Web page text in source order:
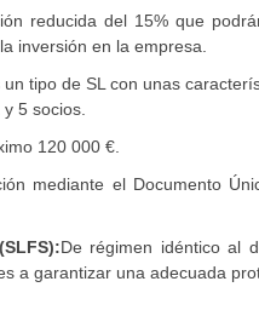
reducida del 15% que
inversión en la empresa.
un tipo de SL con unas
5 socios.
120 000 €.
mediante el Documento
De régimen idéntico al
a garantizar una adecuada